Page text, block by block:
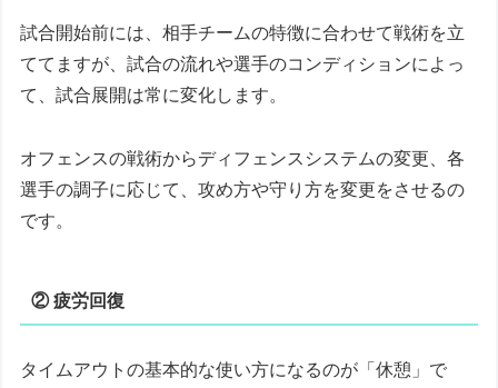
試合開始前には、相手チームの特徴に合わせて戦術を立
ててますが、試合の流れや選手のコンディションによっ
て、試合展開は常に変化します。
オフェンスの戦術からディフェンスシステムの変更、各
選手の調子に応じて、攻め方や守り方を変更をさせるの
です。
② 疲労回復
タイムアウトの基本的な使い方になるのが「休憩」で